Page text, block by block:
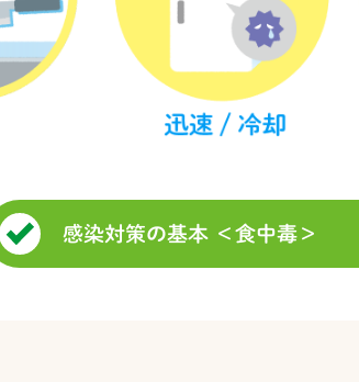
感染対策の基本 ＜食中毒＞